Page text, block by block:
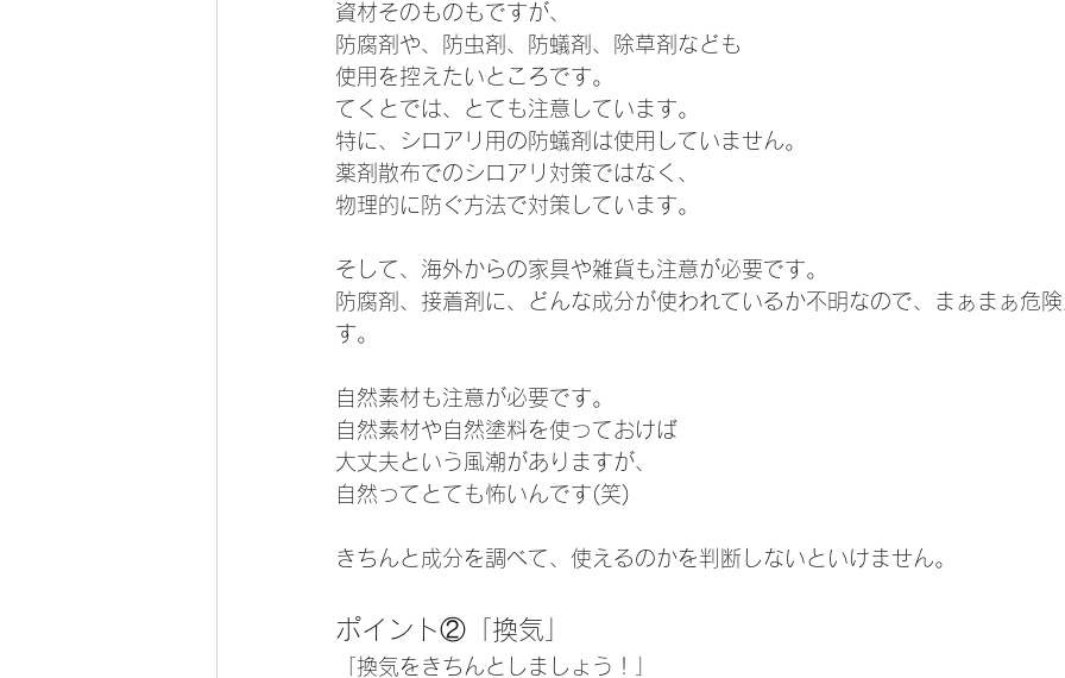
資材そのものもですが、
防腐剤や、防虫剤、防蟻剤、除草剤なども
使用を控えたいところです。
てくとでは、とても注意しています。
特に、シロアリ用の防蟻剤は使用していません。
薬剤散布でのシロアリ対策ではなく、
物理的に防ぐ方法で対策しています。
そして、海外からの家具や雑貨も注意が必要です。
防腐剤、接着剤に、どんな成分が使われているか不明なので、まぁまぁ危
す。
自然素材も注意が必要です。
自然素材や自然塗料を使っておけば
大丈夫という風潮がありますが、
自然ってとても怖いんです(笑)
きちんと成分を調べて、使えるのかを判断しないといけません。
ポイント②「換気」
「換気をきちんとしましょう！」